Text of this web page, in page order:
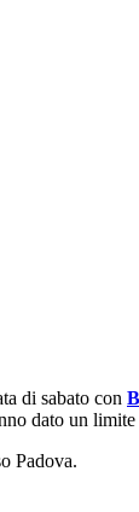
di sabato con
dato un
Padova.